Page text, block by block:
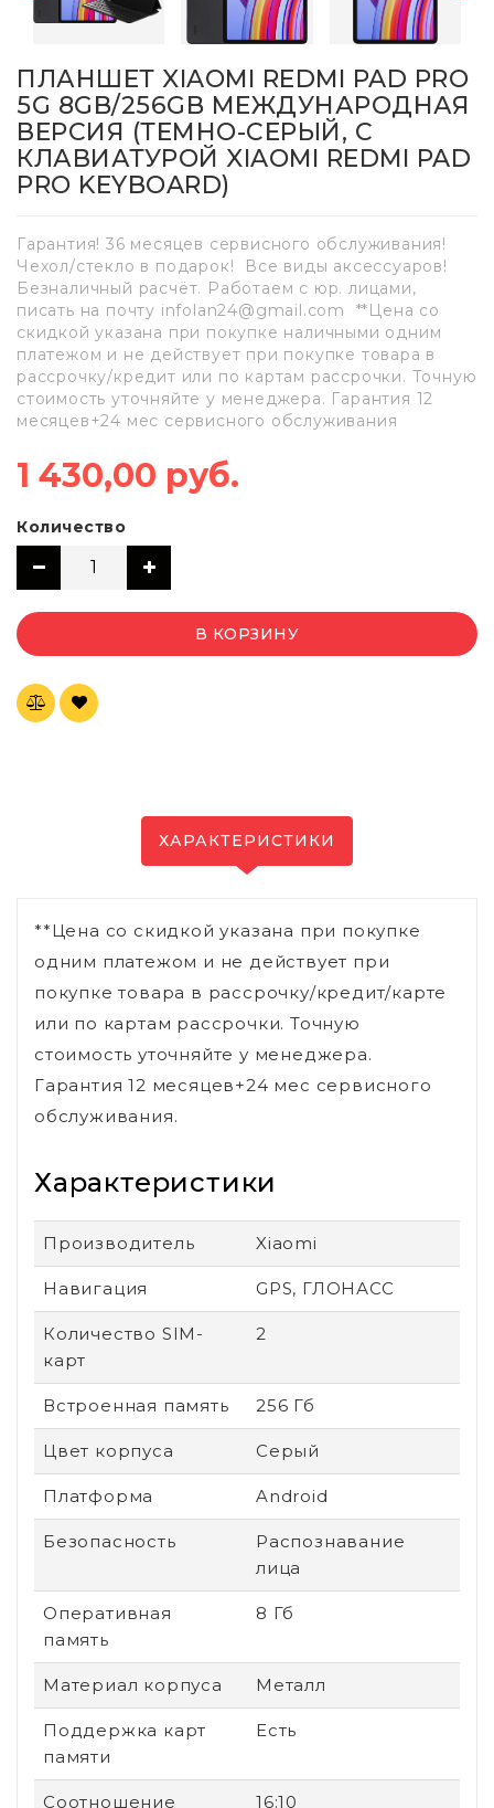
ПЛАНШЕТ XIAOMI REDMI PAD PRO
5G 8GB/256GB МЕЖДУНАРОДНАЯ
ВЕРСИЯ (ТЕМНО-СЕРЫЙ, С
КЛАВИАТУРОЙ XIAOMI REDMI PAD
PRO KEYBOARD)
Гарантия! 36 месяцев сервисного обслуживания!
Чехол/стекло в подарок! Все виды аксессуаров!
Безналичный расчёт. Работаем с юр. лицами,
писать на почту infolan24@gmail.com **Цена со
скидкой указана при покупке наличными одним
платежом и не действует при покупке товара в
рассрочку/кредит или по картам рассрочки. Точную
стоимость уточняйте у менеджера. Гарантия 12
месяцев+24 мес сервисного обслуживания
1 430,00 руб.
Количество
В КОРЗИНУ
ХАРАКТЕРИСТИКИ
**Цена со скидкой указана при покупке
одним платежом и не действует при
покупке товара в рассрочку/кредит/карте
или по картам рассрочки. Точную
стоимость уточняйте у менеджера.
Гарантия 12 месяцев+24 мес сервисного
обслуживания.
Характеристики
Производитель Xiaomi
Навигация GPS, ГЛОНАСС
Количество SIM-
карт
2
Встроенная память 256 Гб
Цвет корпуса Серый
Платформа Android
Безопасность
Распознавание
лица
Оперативная
память
8 Гб
Материал корпуса Металл
Поддержка карт
памяти
Есть
Соотношение 16:10